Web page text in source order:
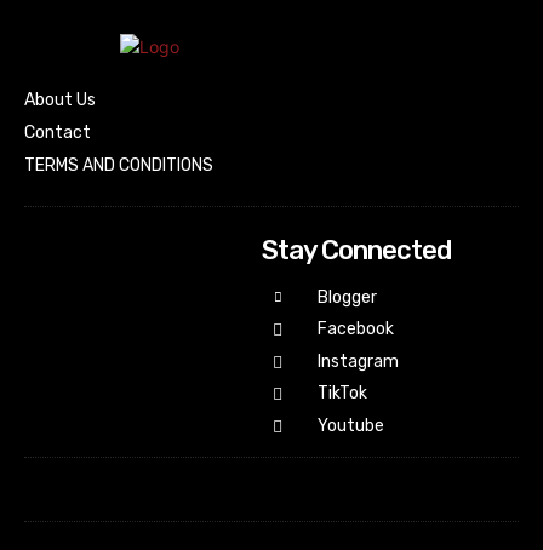
About Us
Contact
TERMS AND CONDITIONS
Stay Connected
Blogger
Facebook
Instagram
TikTok
Youtube